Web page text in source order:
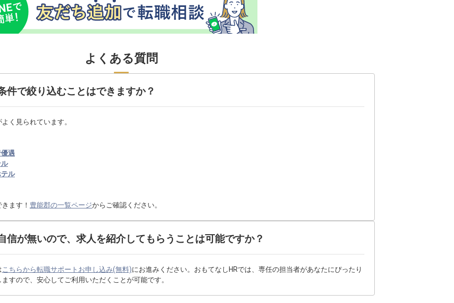
よくある質問
件で絞り込むことはできますか？
く見られています。
遇
ル
ます！ 豊能郡の一覧ページからご確認ください。
信が無いので、求人を紹介してもらうことは可能ですか？
こちらから転職サポートお申し込み(無料)にお進みください。おもてなしHRでは、専任の担当者があなたにぴったり
すので、安心してご利用いただくことが可能です。